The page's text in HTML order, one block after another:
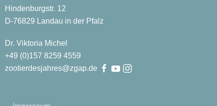
Hindenburgstr. 12
D-76829 Landau in der Pfalz
Dr. Viktoria Michel
+49 (0)157 8259 4559
zootierdesjahres@zgap.de